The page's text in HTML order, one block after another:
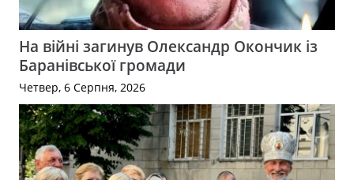
На війні загинув Олександр Окончик із
Баранівської громади
Четвер, 6 Серпня, 2026